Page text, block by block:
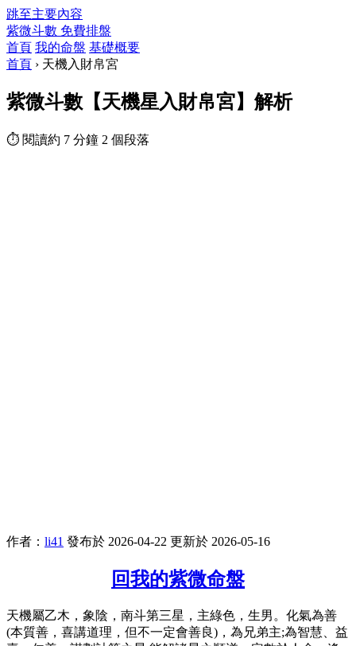
跳至主要內容
紫微斗數 免費排盤
首頁 我的命盤 基礎概要
首頁 › 天機入財帛宮
紫微斗數【天機星入財帛宮】解析
⏱ 閱讀約 7 分鐘 2 個段落
作者： li41 發布於 2026-04-22 更新於 2026-05-16
回我的紫微命盤
天機屬乙木，象陰，南斗第三星，主綠色，生男。化氣為善
(本質善，喜講道理，但不一定會善良)，為兄弟主;為智慧、益